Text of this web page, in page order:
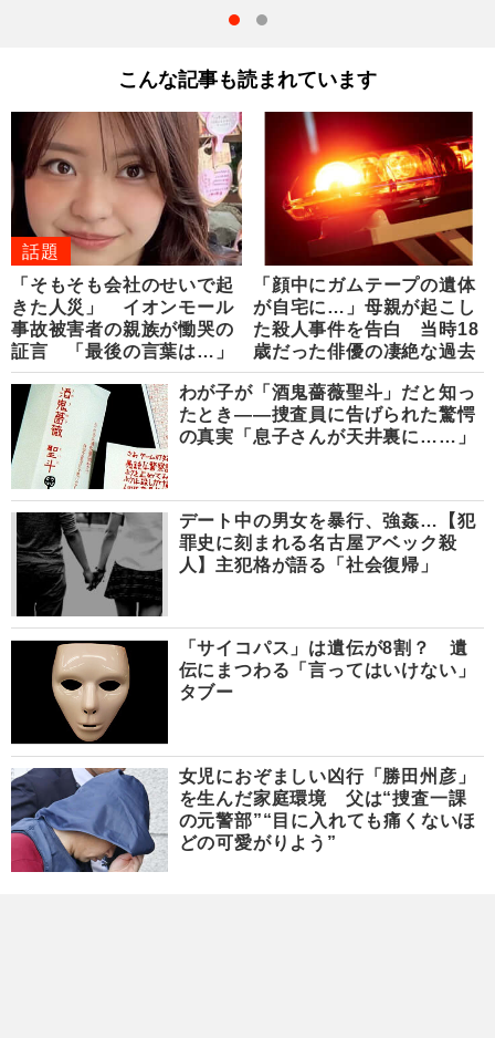
こんな記事も読まれています
話題
「そもそも会社のせいで起
きた人災」 イオンモール
事故被害者の親族が慟哭の
証言 「最後の言葉は…」
「顔中にガムテープの遺体
が自宅に…」母親が起こし
た殺人事件を告白 当時18
歳だった俳優の凄絶な過去
わが子が「酒鬼薔薇聖斗」だと知っ
たとき――捜査員に告げられた驚愕
の真実「息子さんが天井裏に……」
デート中の男女を暴行、強姦…【犯
罪史に刻まれる名古屋アベック殺
人】主犯格が語る「社会復帰」
「サイコパス」は遺伝が8割？ 遺
伝にまつわる「言ってはいけない」
タブー
女児におぞましい凶行「勝田州彦」
を生んだ家庭環境 父は“捜査一課
の元警部”“目に入れても痛くないほ
どの可愛がりよう”